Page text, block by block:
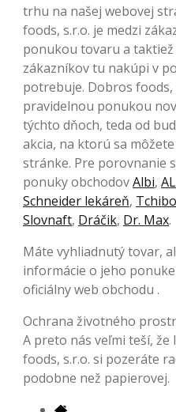
trhu na našej webovej
foods, s.r.o. je medzi
ponukou tovaru a taktiež
zákazníkov tu nakúpi v
potrebuje. Dobros foods,
pravidelnou ponukou
týchto dňoch, teda od
akcia, na ktorú sa
stránke. Pre porovnanie
ponuky obchodovAlbi,
Schneider lekáreň, Tchibo
Slovnaft, Dráčik, Dr. Max.
Máte vyhliadnutý tovar,
informácie o jeho
oficiálny web obchodu .
Ochrana životného
A preto nás veľmi teší,
foods, s.r.o. si pozeráte
podobne než papierovej.